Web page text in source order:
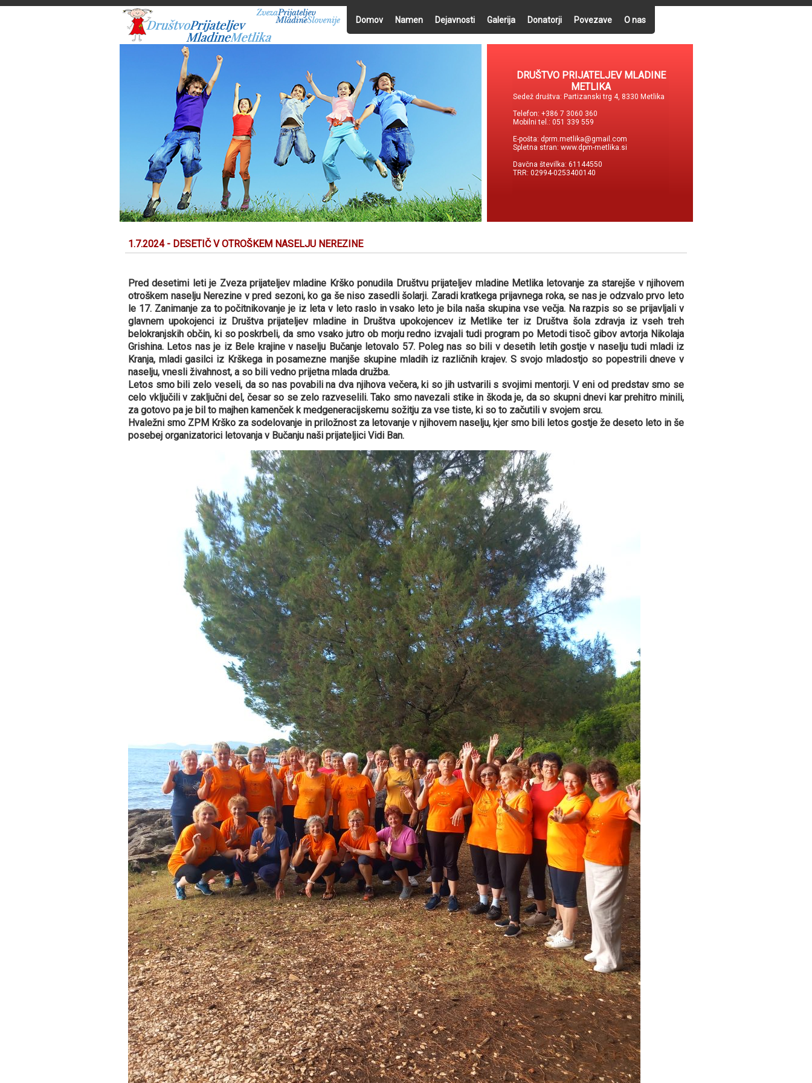
Domov Namen Dejavnosti Galerija Donatorji Povezave O nas
DRUŠTVO PRIJATELJEV MLADINE
METLIKA
Sedež društva: Partizanski trg 4, 8330 Metlika
Telefon: +386 7 3060 360
Mobilni tel.: 051 339 559
E-pošta: dprm.metlika@gmail.com
Spletna stran: www.dpm-metlika.si
Davčna številka: 61144550
TRR: 02994-0253400140
1.7.2024 - DESETIČ V OTROŠKEM NASELJU NEREZINE
Pred desetimi leti je Zveza prijateljev mladine Krško ponudila Društvu prijateljev mladine Metlika letovanje za starejše v njihovem
otroškem naselju Nerezine v pred sezoni, ko ga še niso zasedli šolarji. Zaradi kratkega prijavnega roka, se nas je odzvalo prvo leto
le 17. Zanimanje za to počitnikovanje je iz leta v leto raslo in vsako leto je bila naša skupina vse večja. Na razpis so se prijavljali v
glavnem upokojenci iz Društva prijateljev mladine in Društva upokojencev iz Metlike ter iz Društva šola zdravja iz vseh treh
belokranjskih občin, ki so poskrbeli, da smo vsako jutro ob morju redno izvajali tudi program po Metodi tisoč gibov avtorja Nikolaja
Grishina. Letos nas je iz Bele krajine v naselju Bučanje letovalo 57. Poleg nas so bili v desetih letih gostje v naselju tudi mladi iz
Kranja, mladi gasilci iz Krškega in posamezne manjše skupine mladih iz različnih krajev. S svojo mladostjo so popestrili dneve v
naselju, vnesli živahnost, a so bili vedno prijetna mlada družba.
Letos smo bili zelo veseli, da so nas povabili na dva njihova večera, ki so jih ustvarili s svojimi mentorji. V eni od predstav smo se
celo vključili v zaključni del, česar so se zelo razveselili. Tako smo navezali stike in škoda je, da so skupni dnevi kar prehitro minili,
za gotovo pa je bil to majhen kamenček k medgeneracijskemu sožitju za vse tiste, ki so to začutili v svojem srcu.
Hvaležni smo ZPM Krško za sodelovanje in priložnost za letovanje v njihovem naselju, kjer smo bili letos gostje že deseto leto in še
posebej organizatorici letovanja v Bučanju naši prijateljici Vidi Ban.